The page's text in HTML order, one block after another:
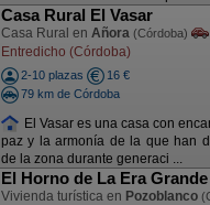
Casa Rural El Vasar
Casa Rural en Añora (Córdoba)
Entredicho (Córdoba)
2-10 plazas
16 €
79 km de Córdoba
El Vasar es una casa con
paz y la armonía de la que han
de la zona durante generaci ...
El Horno de La Era Grande
Vivienda turística en Pozoblanco